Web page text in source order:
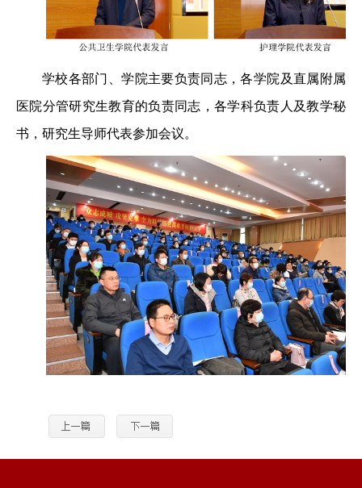
学校各部门、学院主要负责同志，各学院及直属附属
医院分管研究生教育的负责同志，各学科负责人及教学秘
书，研究生导师代表参加会议。